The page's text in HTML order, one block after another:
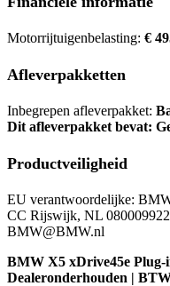
Motorrijtuigenbelasting: €
Afleverpakketten
Inbegrepen afleverpakket:
Dit afleverpakket bevat:
Productveiligheid
EU verantwoordelijke:
CC Rijswijk, NL
BMW@BMW.nl
BMW X5 xDrive45e Plug-
Dealeronderhouden |